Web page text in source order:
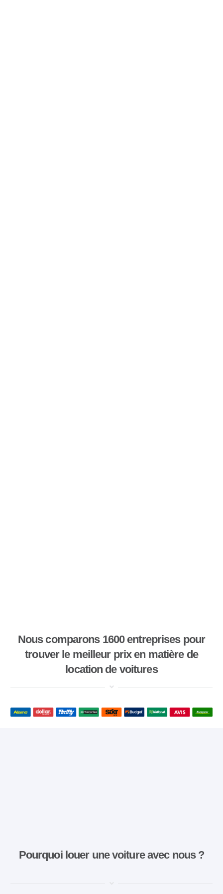
Nous comparons 1600 entreprises pour
trouver le meilleur prix en matière de
location de voitures
Pourquoi louer une voiture avec nous ?